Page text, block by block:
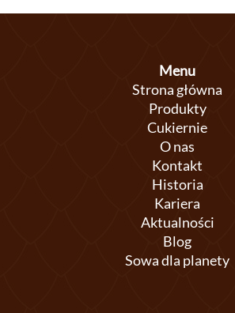
Menu
Strona główna
Produkty
Cukiernie
O nas
Kontakt
Historia
Kariera
Aktualności
Blog
Sowa dla planety